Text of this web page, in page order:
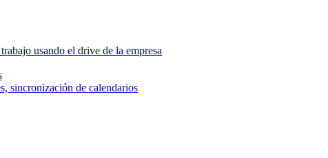
usando el drive de la empresa
sincronización de calendarios